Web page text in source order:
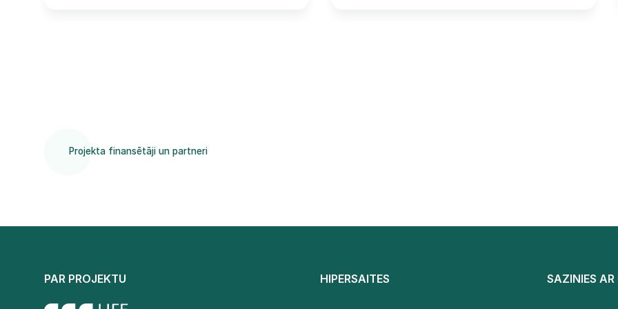
Projekta finansētāji un partneri
PAR PROJEKTU HIPERSAITES SAZINIES AR